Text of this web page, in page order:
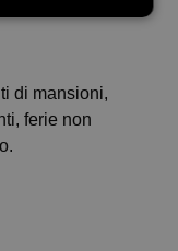
di mansioni,
ferie non